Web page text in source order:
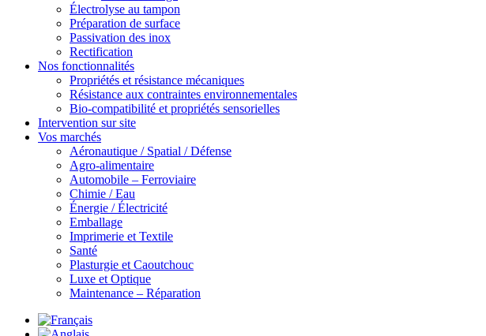
Électrolyse au tampon
Préparation de surface
Passivation des inox
Rectification
Nos fonctionnalités
Propriétés et résistance mécaniques
Résistance aux contraintes environnementales
Bio-compatibilité et propriétés sensorielles
Intervention sur site
Vos marchés
Aéronautique / Spatial / Défense
Agro-alimentaire
Automobile – Ferroviaire
Chimie / Eau
Énergie / Électricité
Emballage
Imprimerie et Textile
Santé
Plasturgie et Caoutchouc
Luxe et Optique
Maintenance – Réparation